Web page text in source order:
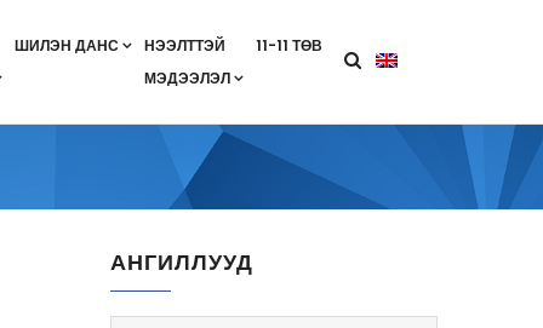
ШИЛЭН ДАНС
НЭЭЛТТЭЙ
МЭДЭЭЛЭЛ
11-11 ТӨВ
АНГИЛЛУУД